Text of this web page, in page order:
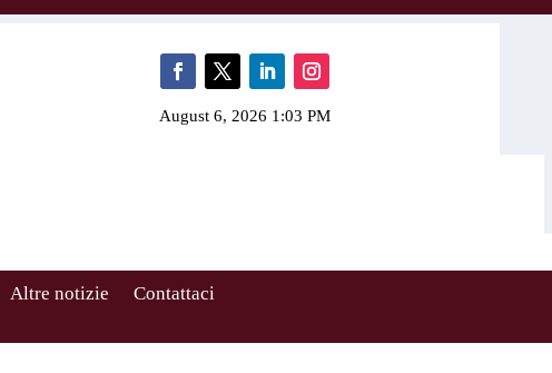
August 6, 2026 1:03 PM
Altre notizie Contattaci